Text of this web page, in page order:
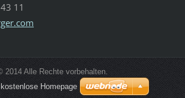
11
r.com
2014 Alle Rechte vorbehalten.
Homepage